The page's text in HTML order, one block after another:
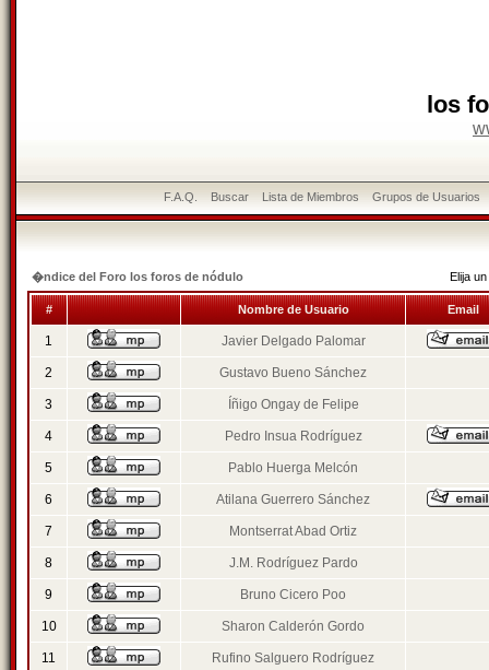
los
F.A.Q. Buscar Lista de Miembros Grupos de Usuarios
�ndice del Foro los foros de nódulo Elija
# Nombre de Usuario Email
1 Javier Delgado Palomar
2 Gustavo Bueno Sánchez
3 Íñigo Ongay de Felipe
4 Pedro Insua Rodríguez
5 Pablo Huerga Melcón
6 Atilana Guerrero Sánchez
7 Montserrat Abad Ortiz
8 J.M. Rodríguez Pardo
9 Bruno Cicero Poo
10 Sharon Calderón Gordo
11 Rufino Salguero Rodríguez